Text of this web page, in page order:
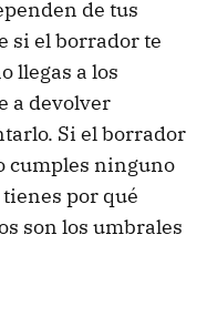
de tus
si el borrador te
llegas a los
a devolver
Si el borrador
cumples ninguno
por qué
son los umbrales